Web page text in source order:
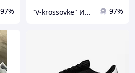
97% "V-krossovke" Интернет-магазин 97%